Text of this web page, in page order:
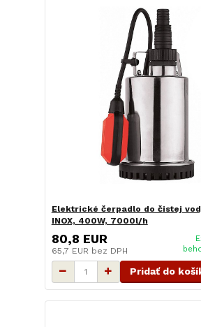
Elektrické čerpadlo do čistej
INOX, 400W, 7000l/h
80,8 EUR
65,7 EUR bez DPH
Pridať do